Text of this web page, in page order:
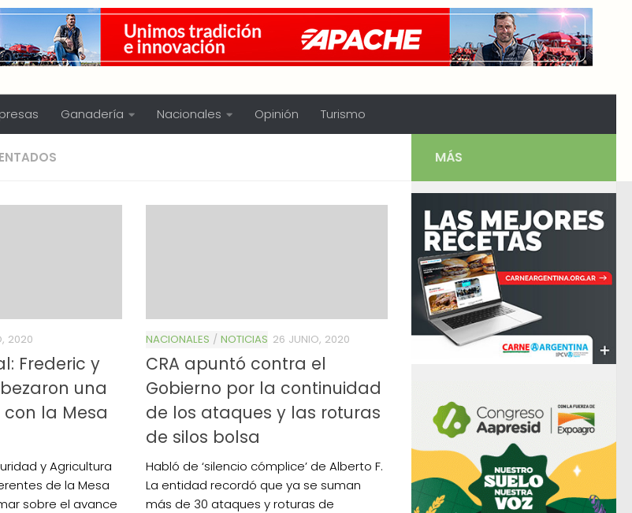
Ganadería Nacionales Opinión Turismo
2020
Frederic y
una
la Mesa
y Agricultura
de la Mesa
sobre el avance
NACIONALES / NOTICIAS 26 JUNIO, 2020
CRA apuntó contra el
Gobierno por la continuidad
de los ataques y las roturas
de silos bolsa
Habló de ‘silencio cómplice’ de Alberto F.
La entidad recordó que ya se suman
más de 30 ataques y roturas de
MÁS